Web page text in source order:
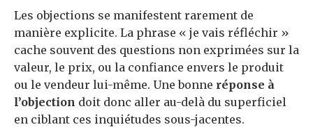
Les objections se manifestent rarement de
manière explicite. La phrase « je vais réfléchir »
cache souvent des questions non exprimées sur la
valeur, le prix, ou la confiance envers le produit
ou le vendeur lui-même. Une bonne réponse à
l’objection doit donc aller au-delà du superficiel
en ciblant ces inquiétudes sous-jacentes.